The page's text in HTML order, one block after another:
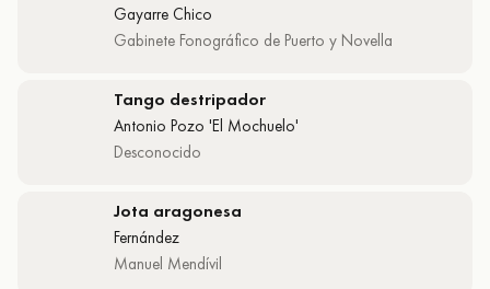
Gayarre Chico
Gabinete Fonográfico de Puerto y Novella
Tango destripador
Antonio Pozo 'El Mochuelo'
Desconocido
Jota aragonesa
Fernández
Manuel Mendívil